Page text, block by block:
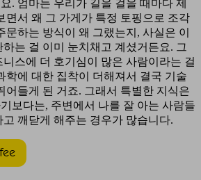
. 엄마는 우리가 길을 걸을 때마다 제
면서 왜 그 가게가 특정 토핑으로 조각
문하는 방식이 왜 그랬는지, 사실은 이
는 걸 이미 눈치채고 계셨거든요. 그
스에 더 호기심이 많은 사람이라는 걸
학에 대한 집착이 더해져서 결국 기술
어들게 된 거죠. 그래서 특별한 지식은
보다는, 주변에서 나를 잘 아는 사람들
깨닫게 해주는 경우가 많습니다.